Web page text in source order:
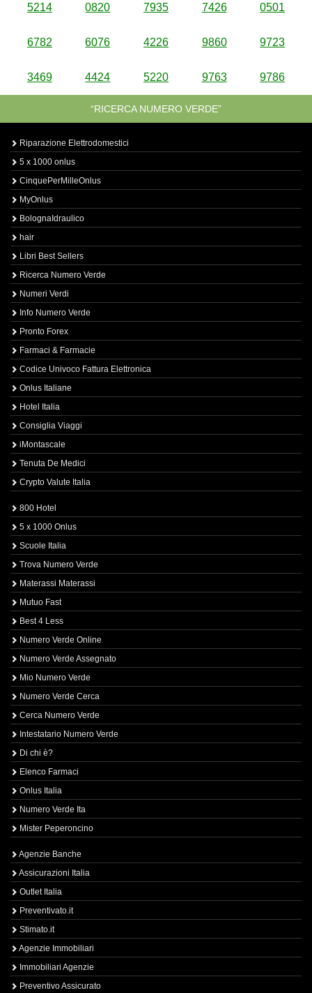
5214 0820 7935 7426 0501
6782 6076 4226 9860 9723
3469 4424 5220 9763 9786
“RICERCA NUMERO VERDE”
Riparazione Elettrodomestici
5 x 1000 onlus
CinquePerMilleOnlus
MyOnlus
BolognaIdraulico
hair
Libri Best Sellers
Ricerca Numero Verde
Numeri Verdi
Info Numero Verde
Pronto Forex
Farmaci & Farmacie
Codice Univoco Fattura Elettronica
Onlus Italiane
Hotel Italia
Consiglia Viaggi
iMontascale
Tenuta De Medici
Crypto Valute Italia
800 Hotel
5 x 1000 Onlus
Scuole Italia
Trova Numero Verde
Materassi Materassi
Mutuo Fast
Best 4 Less
Numero Verde Online
Numero Verde Assegnato
Mio Numero Verde
Numero Verde Cerca
Cerca Numero Verde
Intestatario Numero Verde
Di chi è?
Elenco Farmaci
Onlus Italia
Numero Verde Ita
Mister Peperoncino
Agenzie Banche
Assicurazioni Italia
Outlet Italia
Preventivato.it
Stimato.it
Agenzie Immobiliari
Immobiliari Agenzie
Preventivo Assicurato